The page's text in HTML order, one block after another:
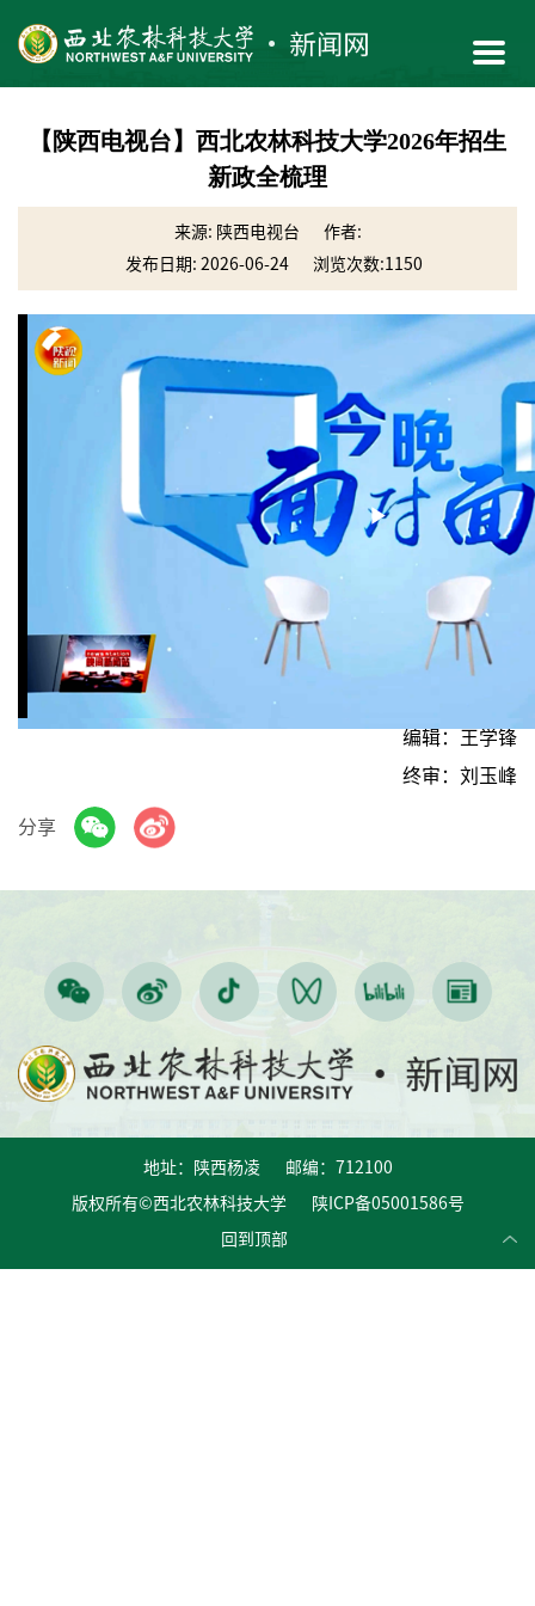
【陕西电视台】西北农林科技大学2026年招生
新政全梳理
来源: 陕西电视台
作者:
发布日期: 2026-06-24
浏览次数:1150
Play
Video
编辑：王学锋
终审：刘玉峰
分享
地址：陕西杨凌 邮编：712100
版权所有©西北农林科技大学 陕ICP备05001586号
回到顶部